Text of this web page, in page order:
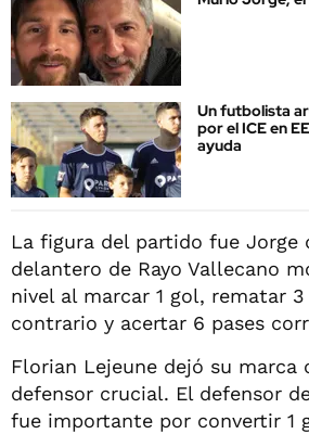
Un futbolista
por el ICE en
ayuda
La figura del partido fue Jorge
delantero de Rayo Vallecano
nivel al marcar 1 gol, rematar
contrario y acertar 6 pases
Florian Lejeune dejó su marca
defensor crucial. El defensor
fue importante por convertir 1